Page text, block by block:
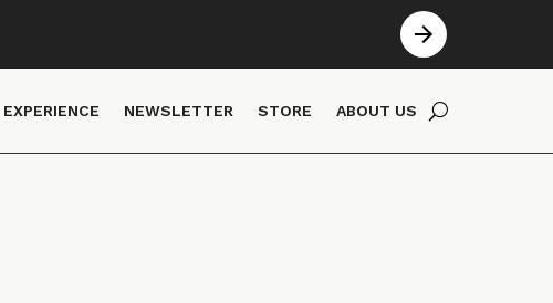
EXPERIENCE NEWSLETTER STORE ABOUT US